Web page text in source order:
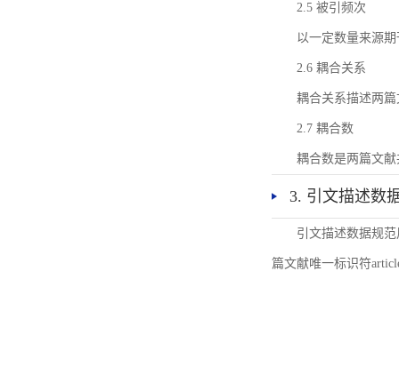
2.5 被引频次
以一定数量来源
2.6 耦合关系
耦合关系描述两
2.7 耦合数
耦合数是两篇文
3. 引文描述数
引文描述数据规
篇文献唯一标识符